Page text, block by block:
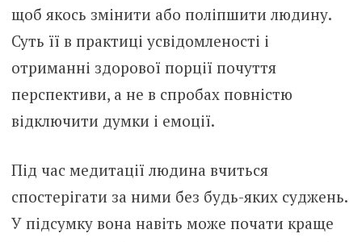
щоб якось змінити або поліпшити людину.
Суть її в практиці усвідомленості і
отриманні здорової порції почуття
перспективи, а не в спробах повністю
відключити думки і емоції.
Під час медитації людина вчиться
спостерігати за ними без будь-яких суджень.
У підсумку вона навіть може почати краще